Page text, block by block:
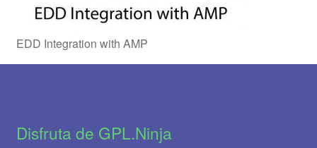
EDD Integration with AMP
Disfruta de GPL.Ninja